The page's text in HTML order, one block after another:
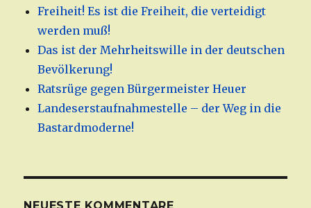
Freiheit! Es ist die Freiheit, die verteidigt
werden muß!
Das ist der Mehrheitswille in der deutschen
Bevölkerung!
Ratsrüge gegen Bürgermeister Heuer
Landeserstaufnahmestelle – der Weg in die
Bastardmoderne!